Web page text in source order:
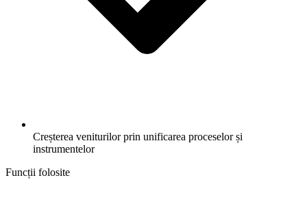
Creșterea veniturilor prin unificarea proceselor și
instrumentelor
Funcții folosite